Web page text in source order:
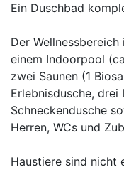
Ein Duschbad
Der
einem Indoorpool
zwei Saunen (1
Erlebnisdusche, drei
Schneckendusche
Herren, WCs und
Haustiere sind nicht